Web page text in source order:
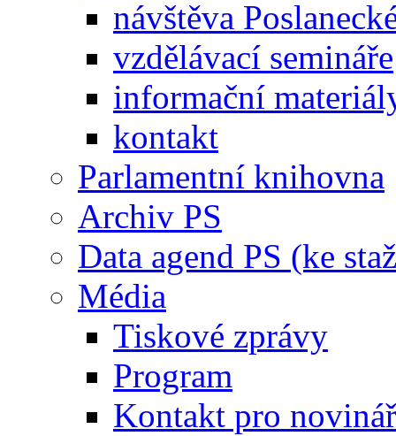
návštěva
vzdělávací semináře
informační
kontakt
Parlamentní knihovna
Archiv PS
Data agend PS (ke
Média
Tiskové zprávy
Program
Kontakt pro